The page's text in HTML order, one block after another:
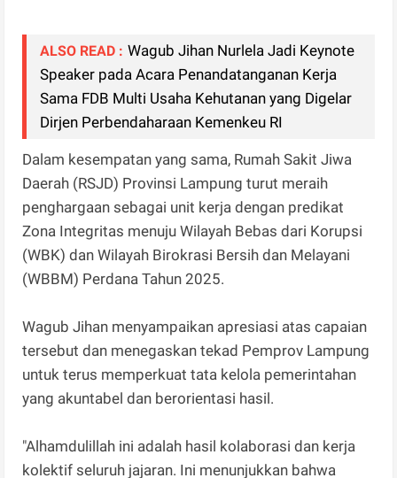
ALSO READ : Wagub Jihan Nurlela Jadi Keynote
Speaker pada Acara Penandatanganan Kerja
Sama FDB Multi Usaha Kehutanan yang Digelar
Dirjen Perbendaharaan Kemenkeu RI
Dalam kesempatan yang sama, Rumah Sakit Jiwa
Daerah (RSJD) Provinsi Lampung turut meraih
penghargaan sebagai unit kerja dengan predikat
Zona Integritas menuju Wilayah Bebas dari Korupsi
(WBK) dan Wilayah Birokrasi Bersih dan Melayani
(WBBM) Perdana Tahun 2025.
Wagub Jihan menyampaikan apresiasi atas capaian
tersebut dan menegaskan tekad Pemprov Lampung
untuk terus memperkuat tata kelola pemerintahan
yang akuntabel dan berorientasi hasil.
"Alhamdulillah ini adalah hasil kolaborasi dan kerja
kolektif seluruh jajaran. Ini menunjukkan bahwa